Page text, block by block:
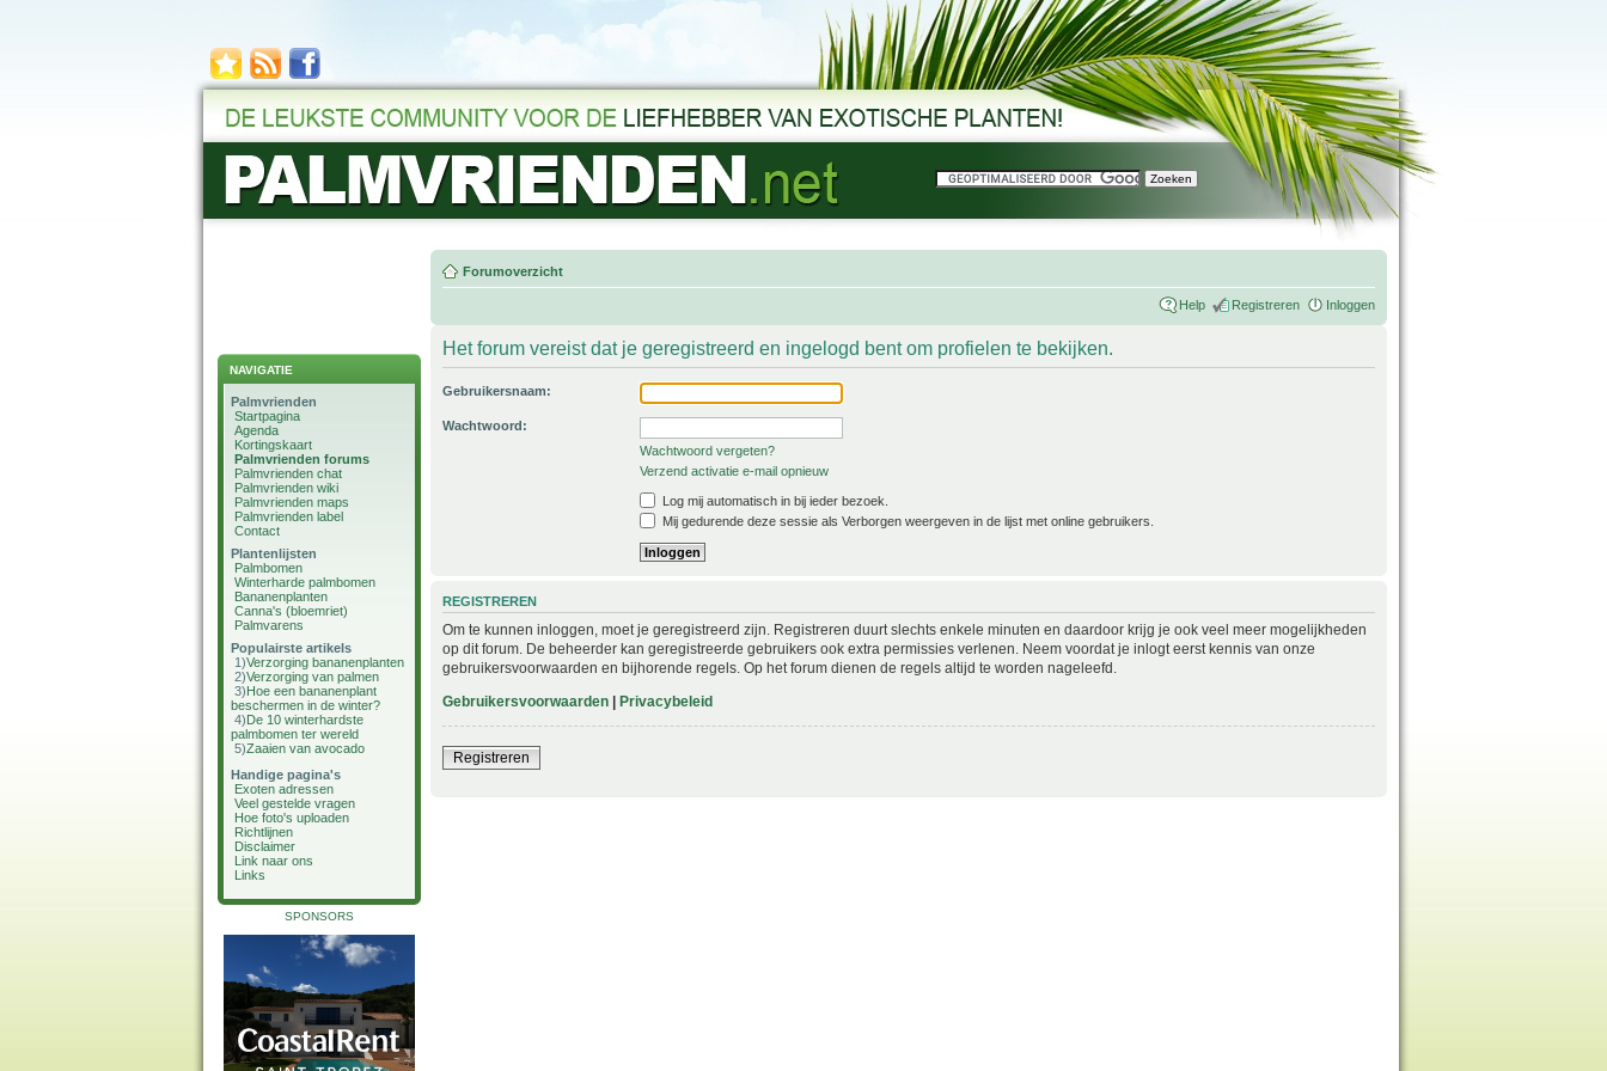
NAVIGATIE
Palmvrienden
Startpagina
Agenda
Kortingskaart
Palmvrienden forums
Palmvrienden chat
Palmvrienden wiki
Palmvrienden maps
Palmvrienden label
Contact
Plantenlijsten
Palmbomen
Winterharde palmbomen
Bananenplanten
Canna's (bloemriet)
Palmvarens
Populairste artikels
1)Verzorging bananenplanten
2)Verzorging van palmen
3)Hoe een bananenplant
beschermen in de winter?
4)De 10 winterhardste
palmbomen ter wereld
5)Zaaien van avocado
Handige pagina's
Exoten adressen
Veel gestelde vragen
Hoe foto's uploaden
Richtlijnen
Disclaimer
Link naar ons
Links
SPONSORS
Forumoverzicht
Help Registreren Inloggen
Het forum vereist dat je geregistreerd en ingelogd bent om profielen te bekijken.
Gebruikersnaam:
Wachtwoord:
Wachtwoord vergeten?
Verzend activatie e-mail opnieuw
Log mij automatisch in bij ieder bezoek.
Mij gedurende deze sessie als Verborgen weergeven in de lijst met online gebruikers.
REGISTREREN
Om te kunnen inloggen, moet je geregistreerd zijn. Registreren duurt slechts enkele minuten en daardoor krijg je ook veel meer mogelijkheden
op dit forum. De beheerder kan geregistreerde gebruikers ook extra permissies verlenen. Neem voordat je inlogt eerst kennis van onze
gebruikersvoorwaarden en bijhorende regels. Op het forum dienen de regels altijd te worden nageleefd.
Gebruikersvoorwaarden | Privacybeleid
Registreren